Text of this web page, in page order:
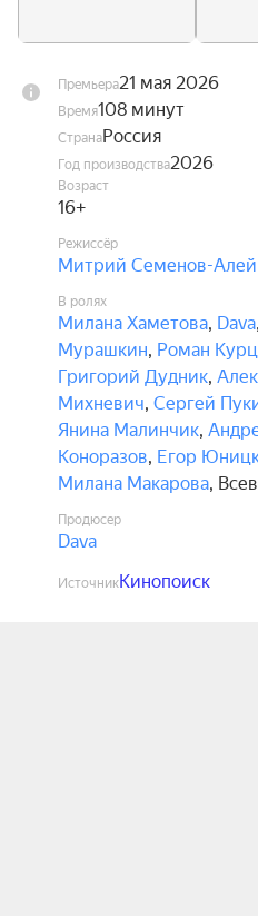
Премьера21 мая 2026
Время108 минут
СтранаРоссия
Год производства2026
Возраст
16+
Режиссёр
Митрий Семенов-
В ролях
Милана Хаметова, Dava,
Мурашкин, Роман
Григорий Дудник,
Михневич, Сергей
Янина Малинчик,
Коноразов, Егор
Милана Макарова,
Продюсер
Dava
ИсточникКинопоиск